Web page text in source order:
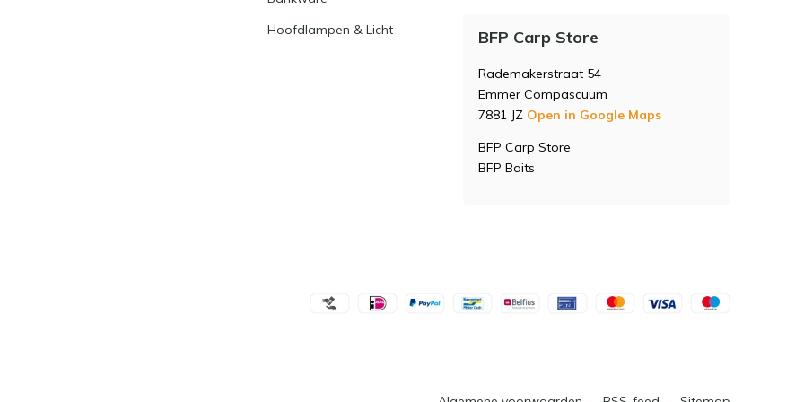
Hoofdlampen & Licht
BFP Carp Store
Rademakerstraat 54
Emmer Compascuum
7881 JZ Open in Google Maps
BFP Carp Store
BFP Baits